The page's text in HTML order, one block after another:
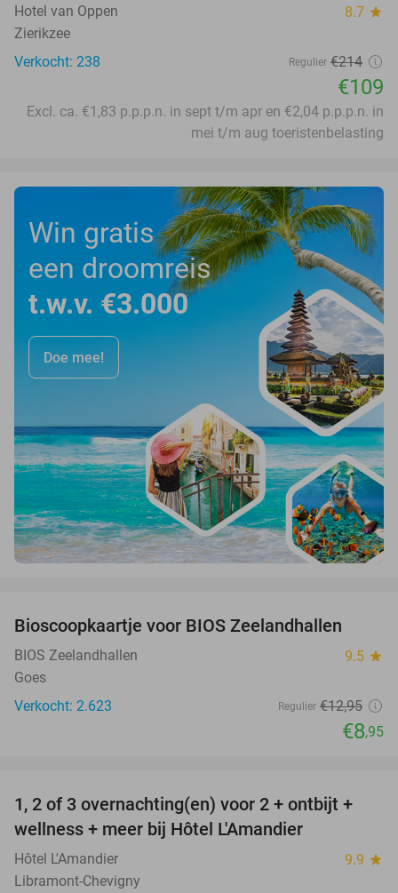
Hotel van Oppen 8.7 star
Zierikzee
Verkocht: 238
Regulier €214
€109
Excl. ca. €1,83 p.p.p.n. in sept t/m apr en €2,04 p.p.p.n. in
mei t/m aug toeristenbelasting
Win gratis
een droomreis
t.w.v. €3.000
Doe mee!
Bioscoopkaartje voor BIOS Zeelandhallen
BIOS Zeelandhallen 9.5 star
Goes
Verkocht: 2.623
Regulier €12,95
€8,95
32%
TODAY
1, 2 of 3 overnachting(en) voor 2 + ontbijt +
wellness + meer bij Hôtel L'Amandier
Hôtel L'Amandier 9.9 star
Libramont-Chevigny